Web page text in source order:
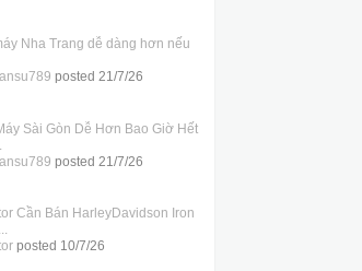
Nha Trang dễ dàng hơn nếu
posted 21/7/26
Sài Gòn Dễ Hơn Bao Giờ Hết
posted 21/7/26
Cần Bán HarleyDavidson Iron
posted 10/7/26